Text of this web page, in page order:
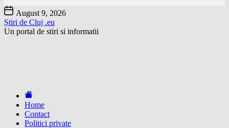
Skip
to
the
content
August 9, 2026
Știri de Cluj .eu
Un portal de stiri si informatii
Home
Contact
Politici private